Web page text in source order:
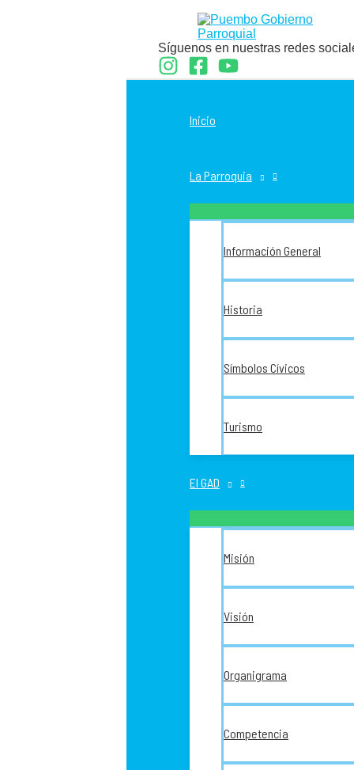
Síguenos en nuestras redes
Inicio
La Parroquia
Información General
Historia
Símbolos Cívicos
Turismo
El GAD
Misión
Visión
Organigrama
Competencia